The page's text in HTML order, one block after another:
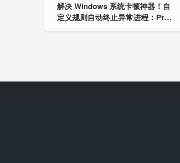
解决 Windows 系统卡顿神器！自
定义规则自动终止异常进程：Pre
Monitor